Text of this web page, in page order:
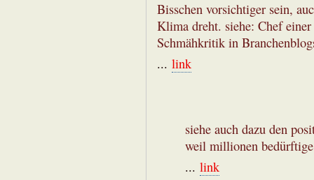
Bisschen vorsichtiger sein,
Klima dreht. siehe: Chef
Schmähkritik in
... link
siehe auch dazu den
weil millionen
... link